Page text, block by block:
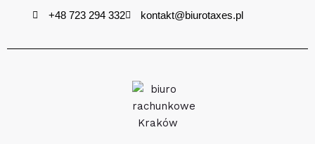
+48 723 294 332 kontakt@biurotaxes.pl